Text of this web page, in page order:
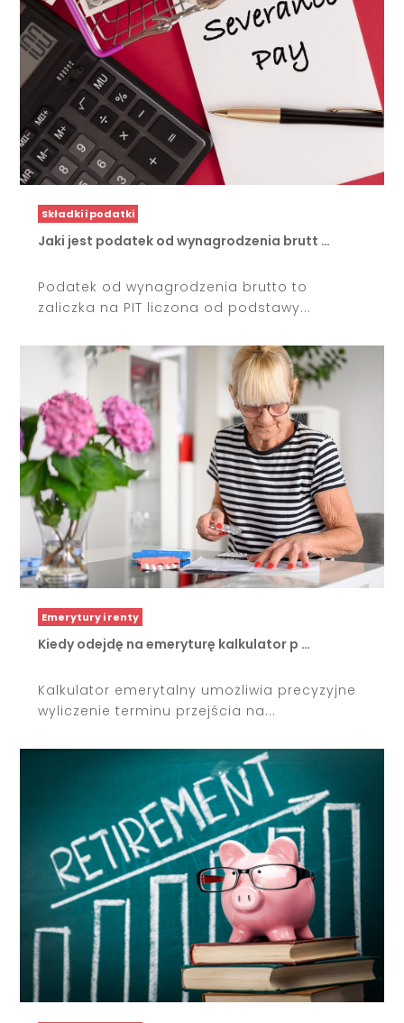
Składki i podatki
Jaki jest podatek od wynagrodzenia brutt …
Podatek od wynagrodzenia brutto to
zaliczka na PIT liczona od podstawy...
Emerytury i renty
Kiedy odejdę na emeryturę kalkulator p …
Kalkulator emerytalny umożliwia precyzyjne
wyliczenie terminu przejścia na...